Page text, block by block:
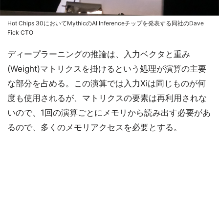
Hot Chips 30においてMythicのAI Inferenceチップを発表する同社のDave
Fick CTO
ディープラーニングの推論は、入力ベクタと重み
(Weight)マトリクスを掛けるという処理が演算の主要
な部分を占める。この演算では入力Xiは同じものが何
度も使用されるが、マトリクスの要素は再利用されな
いので、1回の演算ごとにメモリから読み出す必要があ
るので、多くのメモリアクセスを必要とする。